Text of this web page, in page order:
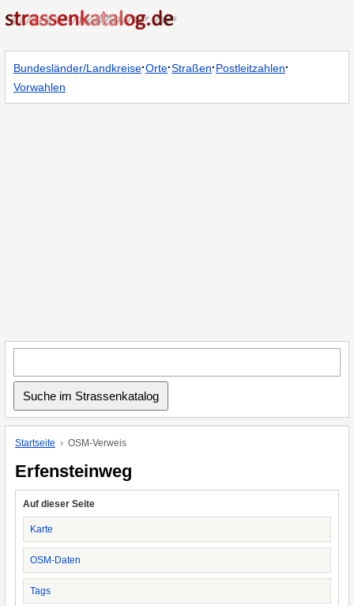
Bundesländer/Landkreise·Orte·Straßen·Postleitzahlen·
Vorwahlen
Startseite OSM-Verweis
Erfensteinweg
Auf dieser Seite
Karte
OSM-Daten
Tags